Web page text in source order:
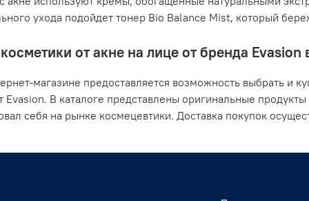
ухода подойдет тонер Bio Balance Mist, который
от акне на лице от бренда Evasion
магазине предоставляется возможность выбрать и
Evasion. В каталоге представлены оригинальные
себя на рынке космецевтики. Доставка покупок